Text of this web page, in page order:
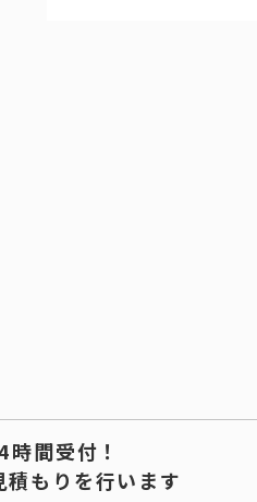
時間受付！
積もりを行います